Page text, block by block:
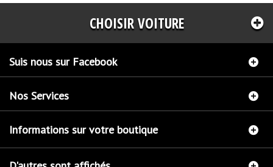
CHOISIR VOITURE
Suis nous sur Facebook
Nos Services
Informations sur votre boutique